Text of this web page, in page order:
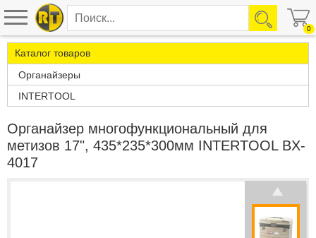
0
Каталог товаров
Органайзеры
INTERTOOL
Органайзер многофункциональный для
метизов 17", 435*235*300мм INTERTOOL BX-
4017